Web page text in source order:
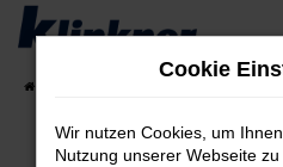
Zum
springen
Cookie
Wir nutzen Cookies, um
Nutzung unserer Webseite